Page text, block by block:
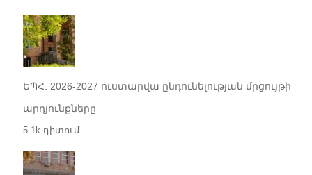
ԵՊՀ. 2026-2027 ուստարվա ընդունելության մրցույթի
արդյունքները
5.1k դիտում